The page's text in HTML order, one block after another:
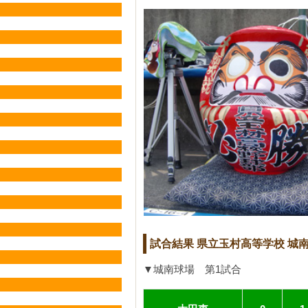
試合結果 県立玉村高等学校 城
▼城南球場 第1試合